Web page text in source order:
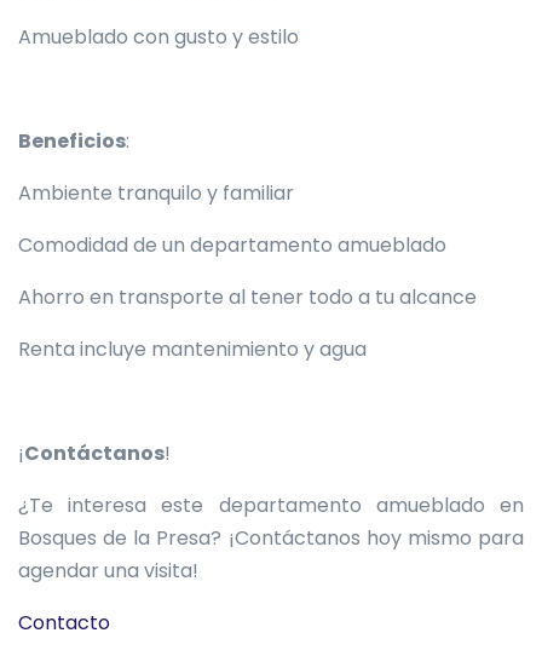
Amueblado con gusto y estilo
Beneficios:
Ambiente tranquilo y familiar
Comodidad de un departamento amueblado
Ahorro en transporte al tener todo a tu alcance
Renta incluye mantenimiento y agua
¡Contáctanos!
¿Te interesa este departamento amueblado en
Bosques de la Presa? ¡Contáctanos hoy mismo para
agendar una visita!
Contacto